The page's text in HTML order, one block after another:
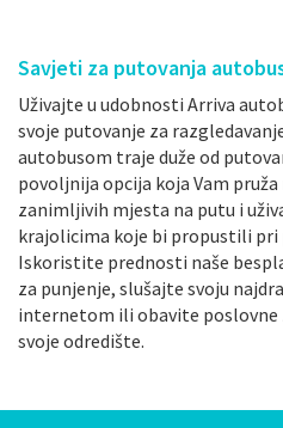
Savjeti za putovanja
Uživajte u udobnosti Arriva
svoje putovanje za
autobusom traje duže od
povoljnija opcija koja Vam
zanimljivih mjesta na putu i
krajolicima koje bi propustili pri
Iskoristite prednosti naše
za punjenje, slušajte svoju
internetom ili obavite poslovne
svoje odredište.